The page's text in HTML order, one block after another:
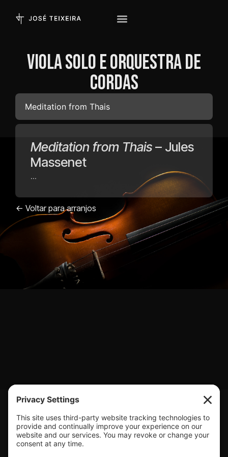
Viola Solo e Orquestra de
Cordas
Meditation from Thais
Meditation from Thais – Jules
Massenet
...
<- Voltar para arranjos
JOSÉ MANUEL
NUNES TEIXEIRA